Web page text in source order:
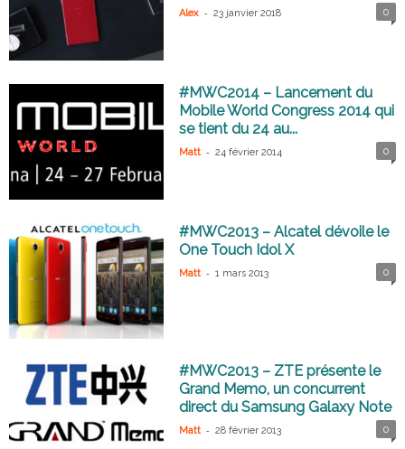
Alex - 23 janvier 2018 0
#MWC2014 – Lancement du
Mobile World Congress 2014 qui
se tient du 24 au...
Matt - 24 février 2014 0
#MWC2013 – Alcatel dévoile le
One Touch Idol X
Matt - 1 mars 2013 0
#MWC2013 – ZTE présente le
Grand Memo, un concurrent
direct du Samsung Galaxy Note
Matt - 28 février 2013 0